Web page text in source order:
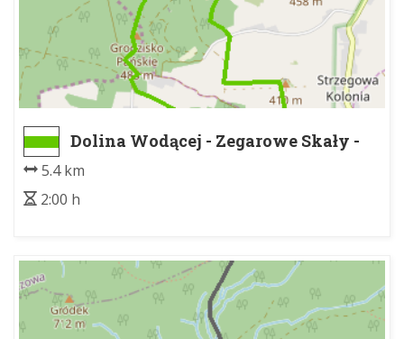
Dolina Wodącej - Zegarowe Skały -
Dolina Wodącej - Zegarowe Skały
5.4 km
2:00 h